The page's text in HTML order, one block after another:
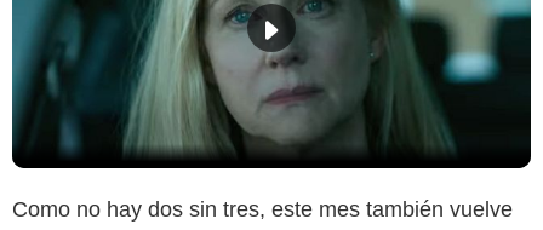
Como no hay dos sin tres, este mes también vuelve